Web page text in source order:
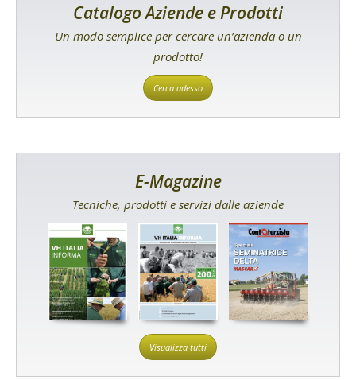
Catalogo Aziende e Prodotti
Un modo semplice per cercare un’azienda o un
prodotto!
Cerca adesso
E-Magazine
Tecniche, prodotti e servizi dalle aziende
Visualizza tutti